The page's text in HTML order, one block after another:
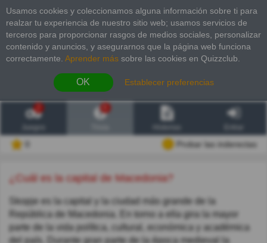
Usamos cookies y coleccionamos alguna información sobre ti para
realzar tu experiencia de nuestro sitio web; usamos servicios de
terceros para proporcionar rasgos de medios sociales, personalizar
contenido y anuncios, y asegurarnos que la página web funciona
correctamente. Aprender más sobre las cookies en Quizzclub.
OK Establecer preferencias
2
Probar las inderectas
¿Cuál es la capital de Macedonia?
Skopje es la capital y la ciudad más grande de la
República de Macedonia. En torno a ella gira la mayor
parte de la vida política, cultural, económica y académica
del país. Durante gran parte de la época medieval la